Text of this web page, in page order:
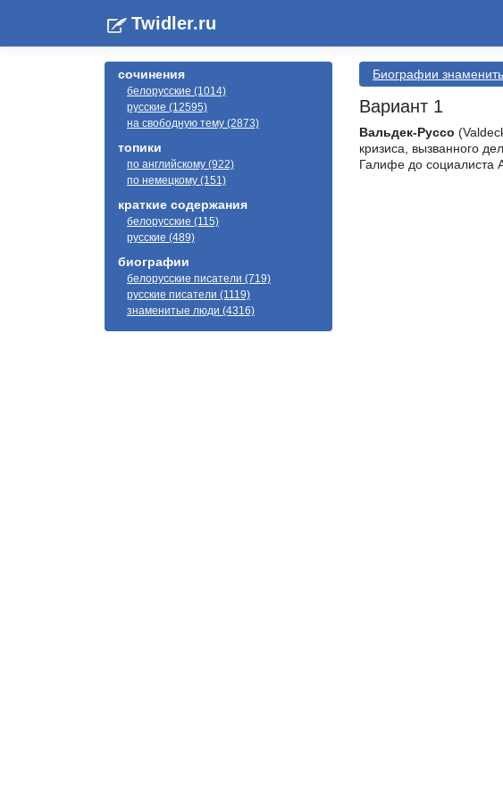
Twidler.ru
сочинения
белорусские (1014)
русские (12595)
на свободную тему (2873)
топики
по английскому (922)
по немецкому (151)
краткие содержания
белорусские (115)
русские (489)
биографии
белорусские писатели (719)
русские писатели (1119)
знаменитые люди (4316)
Биографии
Вариант 1
Вальдек-Руссо
кризиса, вызванного
Галифе до социалиста